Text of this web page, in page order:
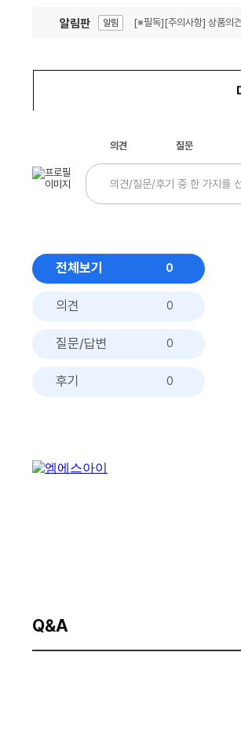
알림판 알림 [※필독][주의사항] 상품의
의견 질문
전체보기 0
의견 0
질문/답변 0
후기 0
Q&A